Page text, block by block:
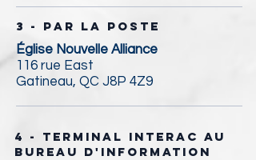
3 - PAR LA POSTE
Église Nouvelle Alliance
116 rue East
Gatineau, QC J8P 4Z9
4 - TERMINAL interac au
bureau D'INFORMATION